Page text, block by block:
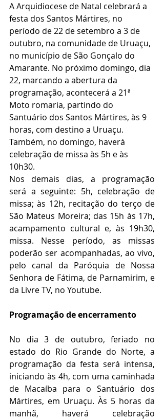
A Arquidiocese de Natal celebrará a
festa dos Santos Mártires, no
período de 22 de setembro a 3 de
outubro, na comunidade de Uruaçu,
no município de São Gonçalo do
Amarante. No próximo domingo, dia
22, marcando a abertura da
programação, acontecerá a 21ª
Moto romaria, partindo do
Santuário dos Santos Mártires, às 9
horas, com destino a Uruaçu.
Também, no domingo, haverá
celebração de missa às 5h e às
10h30.
Nos demais dias, a programação
será a seguinte: 5h, celebração de
missa; às 12h, recitação do terço de
São Mateus Moreira; das 15h às 17h,
acampamento cultural e, às 19h30,
missa. Nesse período, as missas
poderão ser acompanhadas, ao vivo,
pelo canal da Paróquia de Nossa
Senhora de Fátima, de Parnamirim, e
da Livre TV, no Youtube.
Programação de encerramento
No dia 3 de outubro, feriado no
estado do Rio Grande do Norte, a
programação da festa será intensa,
iniciando às 4h, com uma caminhada
de Macaíba para o Santuário dos
Mártires, em Uruaçu. Às 5 horas da
manhã, haverá celebração